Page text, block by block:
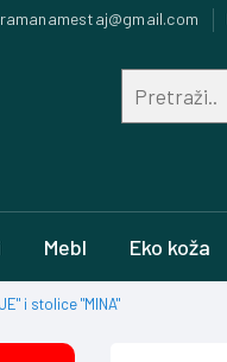
Mebl Eko koža
i stolice "MINA"